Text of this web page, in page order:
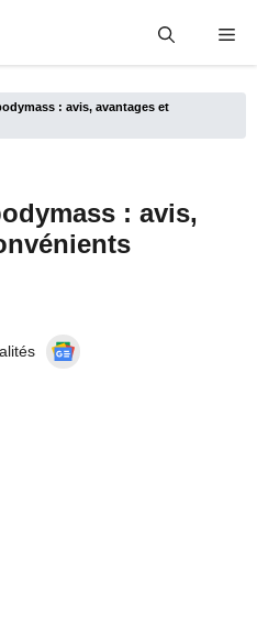
: avis, avantages et
: avis,